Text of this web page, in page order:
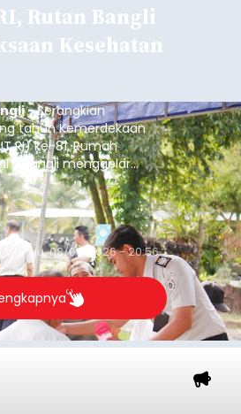
Rutan Bangli
Kesehatan
-Serangkian
tahun Kemerdekaan
RI) ke-81, Rumah
B Bangli menggelar
gratis, Rabu
Thu, 08/06/2026 - 20:56